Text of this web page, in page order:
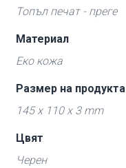
Топъл печат - преге
Материал
Еко кожа
Размер на продукта
145 x 110 x 3 mm
Цвят
Черен